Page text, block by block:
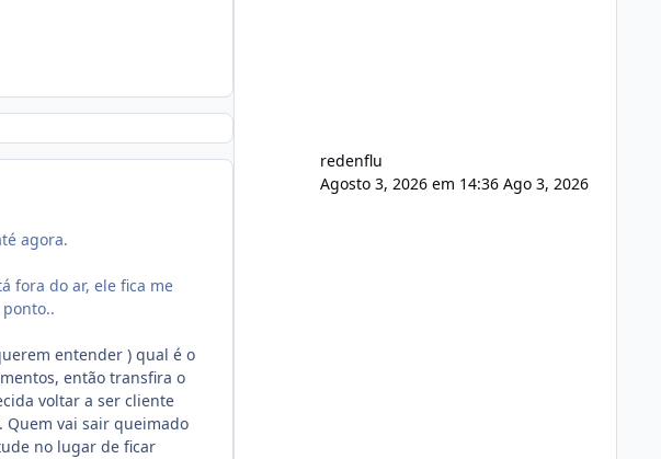
agora.
fora do ar, ele fica me
entender ) qual é o
então transfira o
voltar a ser cliente
Quem vai sair queimado
no lugar de ficar
redenflu
Agosto 3, 2026 em 14:36 Ago 3, 2026